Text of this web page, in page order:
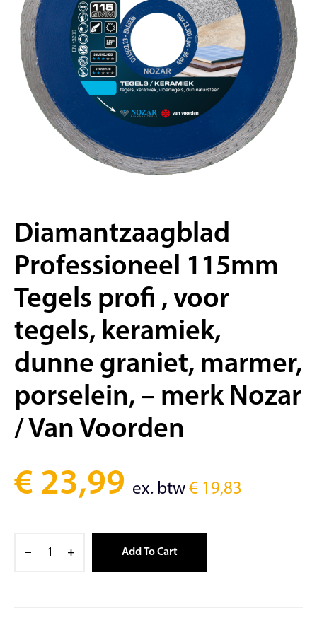
Diamantzaagblad
Professioneel 115mm
Tegels profi , voor
tegels, keramiek,
dunne graniet, marmer,
porselein, – merk Nozar
/ Van Voorden
€ 23,99 ex. btw € 19,83
Add To Cart